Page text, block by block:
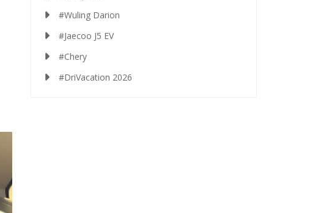
#Wuling Darion
#Jaecoo J5 EV
#Chery
#DriVacation 2026